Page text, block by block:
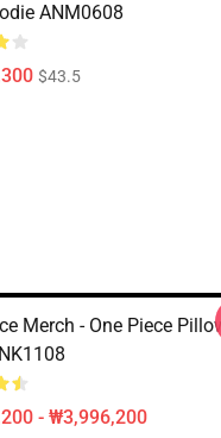
ANM0608
$43.5
Merch - One Piece
- ₩3,996,200